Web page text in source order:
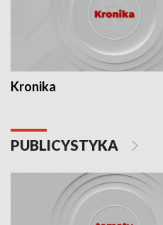
Kronika
PUBLICYSTYKA